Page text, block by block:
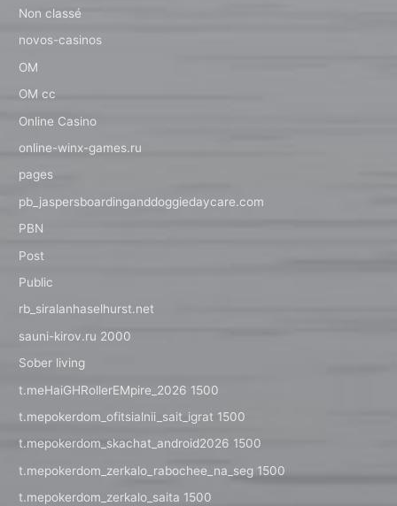
Non classé
novos-casinos
OM
OM cc
Online Casino
online-winx-games.ru
pages
pb_jaspersboardinganddoggiedaycare.com
PBN
Post
Public
rb_siralanhaselhurst.net
sauni-kirov.ru 2000
Sober living
t.meHaiGHRollerEMpire_2026 1500
t.mepokerdom_ofitsialnii_sait_igrat 1500
t.mepokerdom_skachat_android2026 1500
t.mepokerdom_zerkalo_rabochee_na_seg 1500
t.mepokerdom_zerkalo_saita 1500